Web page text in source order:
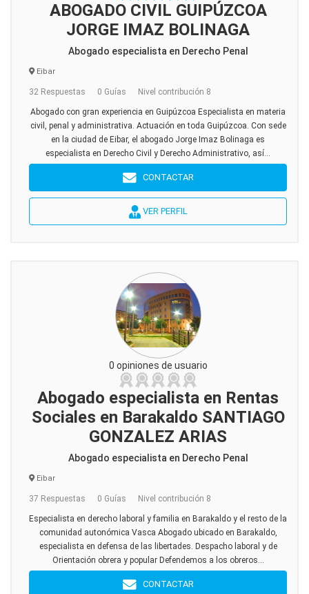
ABOGADO CIVIL GUIPÚZCOA
JORGE IMAZ BOLINAGA
Abogado especialista en Derecho Penal
Eibar
32 Respuestas 0 Guías Nivel contribución 8
Abogado con gran experiencia en Guipúzcoa Especialista en materia
civil, penal y administrativa. Actuación en toda Guipúzcoa. Con sede
en la ciudad de Eibar, el abogado Jorge Imaz Bolinaga es
especialista en Derecho Civil y Derecho Administrativo, así...
CONTACTAR
VER PERFIL
0 opiniones de usuario
Abogado especialista en Rentas
Sociales en Barakaldo SANTIAGO
GONZALEZ ARIAS
Abogado especialista en Derecho Penal
Eibar
37 Respuestas 0 Guías Nivel contribución 8
Especialista en derecho laboral y familia en Barakaldo y el resto de la
comunidad autonómica Vasca Abogado ubicado en Barakaldo,
especialista en defensa de las libertades. Despacho laboral y de
Orientación obrera y popular Defendemos a los obreros...
CONTACTAR